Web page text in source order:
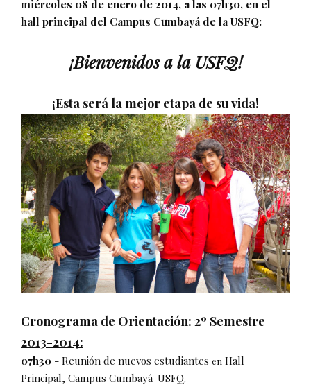
miércoles 08 de enero de 2014, a las 07h30, en el
hall principal del Campus Cumbayá de la USFQ:
¡Bienvenidos a la USFQ!
¡Esta será la mejor etapa de su vida!
Cronograma de Orientación: 2º Semestre
2013-2014:
07h30 - Reunión de nuevos estudiantes en Hall
Principal, Campus Cumbayá-USFQ.